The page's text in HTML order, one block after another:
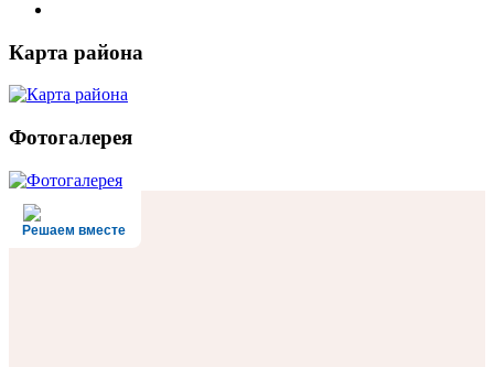
Карта района
Фотогалерея
Решаем вместе